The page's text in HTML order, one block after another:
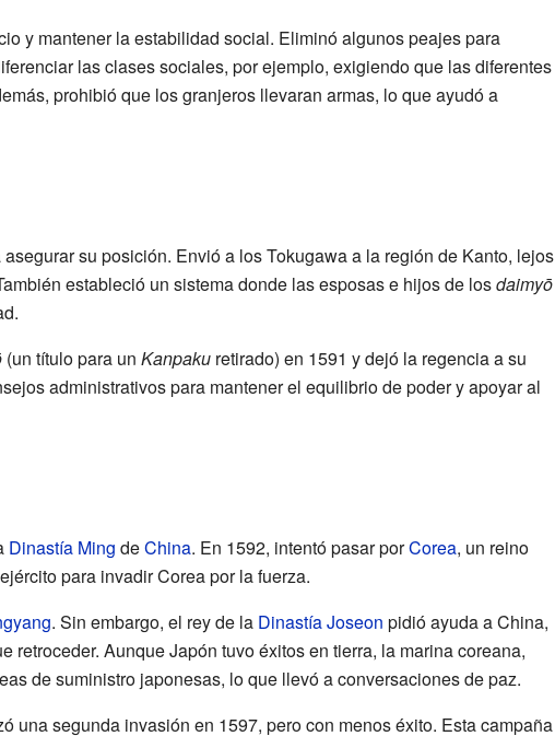
y mantener la estabilidad social. Eliminó algunos peajes para
las clases sociales, por ejemplo, exigiendo que las diferentes
prohibió que los granjeros llevaran armas, lo que ayudó a
su posición. Envió a los Tokugawa a la región de Kanto, lejos
estableció un sistema donde las esposas e hijos de losdaimyō
(un título para un Kanpakuretirado) en 1591 y dejó la regencia a su
administrativos para mantener el equilibrio de poder y apoyar al
Dinastía Ming deChina. En 1592, intentó pasar porCorea, un reino
para invadir Corea por la fuerza.
. Sin embargo, el rey de la Dinastía Joseon pidió ayuda a China,
retroceder. Aunque Japón tuvo éxitos en tierra, la marina coreana,
de suministro japonesas, lo que llevó a conversaciones de paz.
una segunda invasión en 1597, pero con menos éxito. Esta campaña